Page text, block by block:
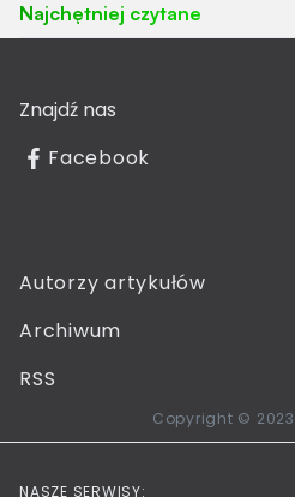
Najchętniej czytane
Znajdź nas
Facebook
Autorzy artykułów
Archiwum
RSS
Copyright ©
NASZE SERWISY: